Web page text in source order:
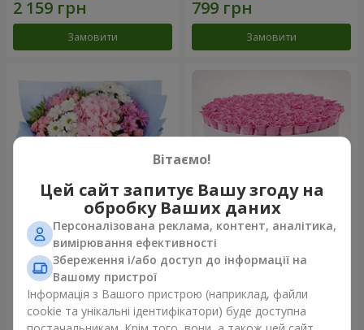
Замовити Замовити
Романтичний букет
"Небеса"
1 999 грн
Замовити
Квіти в коробці "101 рожева
троянда"
Замовити
Вітаємо!
Цей сайт запитує Вашу згоду на
обробку Ваших даних
Персоналізована реклама, контент, аналітика,
вимірювання ефективності
Збереження і/або доступ до інформації на
Вашому пристрої
Інформація з Вашого пристрою (наприклад, файли
cookie та унікальні ідентифікатори) буде доступна